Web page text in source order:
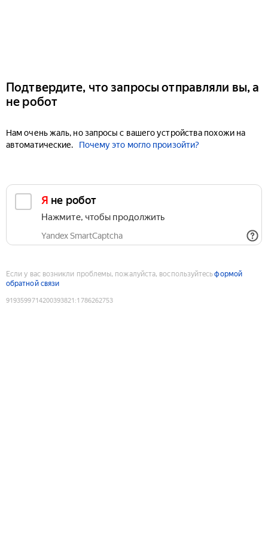
Подтвердите, что запросы отправляли вы, а
не робот
Нам очень жаль, но запросы с вашего устройства похожи на
автоматические.
Почему это могло произойти?
Я не робот
Нажмите, чтобы продолжить
Yandex SmartCaptcha
Если у вас возникли проблемы, пожалуйста, воспользуйтесьформой
обратной связи
9193599714200393821 :1786262753